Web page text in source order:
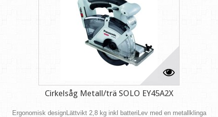
Cirkelsåg Metall/trä SOLO EY45A2X
Ergonomisk designLättvikt 2,8 kg inkl batteriLev med en metallklinga